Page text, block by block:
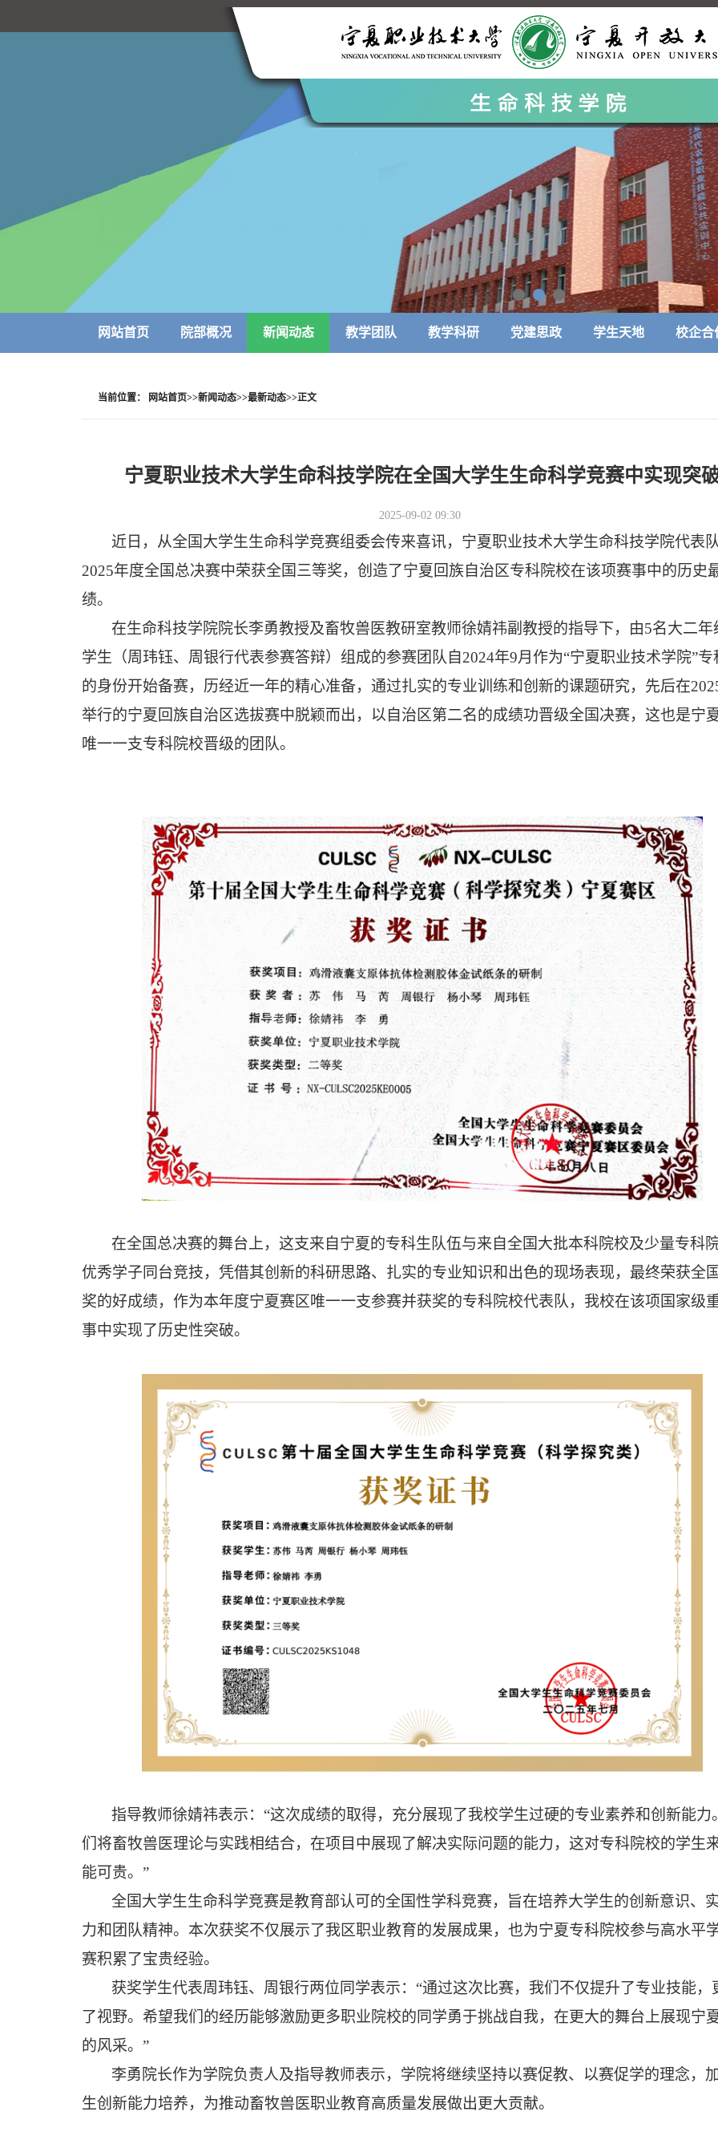
网站首页 院部概况 新闻动态 教学团队 教学科研 党建思政 学生天地 校企合
当前位置： 网站首页>>新闻动态>>最新动态>>正文
宁夏职业技术大学生命科技学院在全国大学生生命科学竞赛中实现突
2025-09-02 09:30
近日，从全国大学生生命科学竞赛组委会传来喜讯，宁夏职业技术大学生命科技学院代表
2025年度全国总决赛中荣获全国三等奖，创造了宁夏回族自治区专科院校在该项赛事中的历史
绩。
在生命科技学院院长李勇教授及畜牧兽医教研室教师徐婧祎副教授的指导下，由5名大二年
学生（周玮钰、周银行代表参赛答辩）组成的参赛团队自 2024年9月 作为“宁夏职业技术学院”专
的身份开始备赛，历经近一年的精心准备，通过扎实的专业训练和创新的课题研究，先后在
举行的宁夏回族自治区选拔赛中脱颖而出，以自治区第二名的成绩功晋级全国决赛， 这也是宁
唯一一支专科院校晋级的团队。
在全国总决赛的舞台上，这支来自宁夏的专科生队伍与来自全国大批本科院校及少量专科
优秀学子同台竞技，凭借其创新的科研思路、扎实的专业知识和出色的现场表现，最终荣获全
奖的好成绩， 作为本年度宁夏赛区唯一一支参赛并获奖的专科院校代表队，我校在该项国家级
事中实现了历史性突破。
指导教师徐婧祎表示： “这次成绩的取得，充分展现了我校学生过硬的专业素养和创新能力
们将畜牧兽医理论与实践相结合，在项目中展现了解决实际问题的能力，这对专科院校的学生
能可贵。”
全国大学生生命科学竞赛是教育部认可的全国性学科竞赛，旨在培养大学生的创新意识、
力和团队精神。本次获奖不仅展示了我区职业教育的发展成果，也为宁夏专科院校参与高水平
赛积累了宝贵经验。
获奖学生代表周玮钰、周银行两位同学表示： “通过这次比赛，我们不仅提升了专业技能，
了视野。希望我们的经历能够激励更多职业院校的同学勇于挑战自我，在更大的舞台上展现宁
的风采。”
李勇院长作为学院负责人及指导教师表示，学院将继续坚持以赛促教、以赛促学的理念，
生创新能力培养，为推动畜牧兽医职业教育高质量发展做出更大贡献。